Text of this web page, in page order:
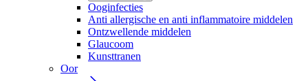
Ooginfecties
Anti allergische en anti inflammatoire middelen
Ontzwellende middelen
Glaucoom
Kunsttranen
Oor